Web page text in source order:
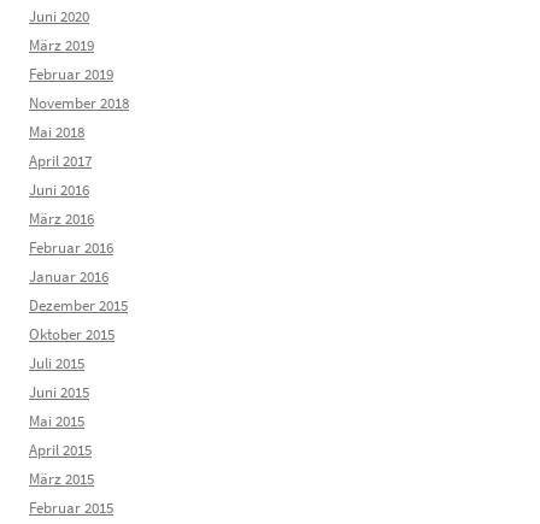
Juni 2020
März 2019
Februar 2019
November 2018
Mai 2018
April 2017
Juni 2016
März 2016
Februar 2016
Januar 2016
Dezember 2015
Oktober 2015
Juli 2015
Juni 2015
Mai 2015
April 2015
März 2015
Februar 2015